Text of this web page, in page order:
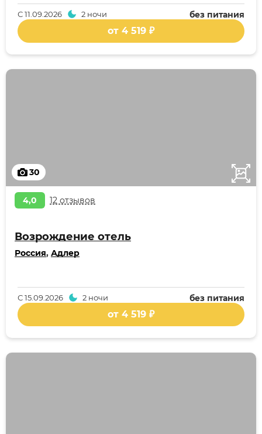
без питания
С11.09.2026 2 ночи
от 4 519 ₽
30
4,0 12 отзывов
Возрождение отель
Россия, Адлер
без питания
С15.09.2026 2 ночи
от 4 519 ₽